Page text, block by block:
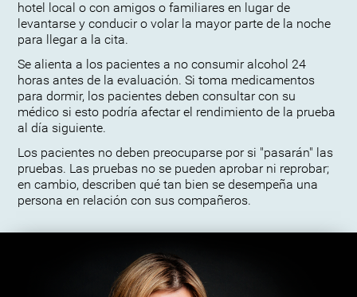
hotel local o con amigos o familiares en lugar de
levantarse y conducir o volar la mayor parte de la noche
para llegar a la cita.
Se alienta a los pacientes a no consumir alcohol 24
horas antes de la evaluación. Si toma medicamentos
para dormir, los pacientes deben consultar con su
médico si esto podría afectar el rendimiento de la prueba
al día siguiente.
Los pacientes no deben preocuparse por si "pasarán" las
pruebas. Las pruebas no se pueden aprobar ni reprobar;
en cambio, describen qué tan bien se desempeña una
persona en relación con sus compañeros.